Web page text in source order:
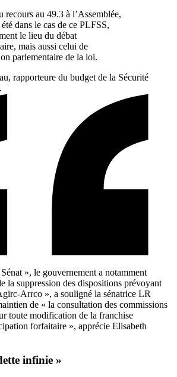
recours au 49.3 à l’Assemblée,
dans le cas de ce PLFSS,
le lieu du débat
mais aussi celui de
parlementaire de la loi.
rapporteure du budget de la Sécurité
», le gouvernement a notamment
la suppression des dispositions prévoyant
Arrco », a souligné la sénatrice LR
de « la consultation des commissions
toute modification de la franchise
forfaitaire », apprécie Elisabeth
infinie »